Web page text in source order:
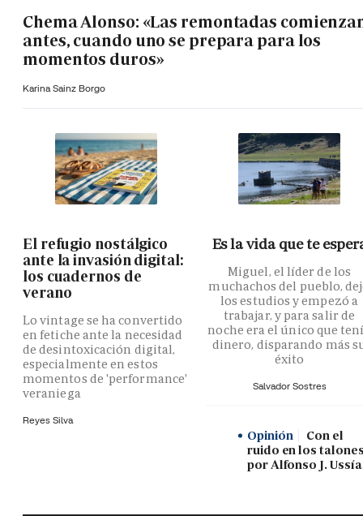
Chema Alonso: «Las remontadas
antes, cuando uno se prepara para los
momentos duros»
Karina Sainz Borgo
El refugio nostálgico
ante la invasión digital:
los cuadernos de
verano
Lo vintage se ha convertido
en fetiche ante la necesidad
de desintoxicación digital,
especialmente en estos
momentos de 'performance'
veraniega
Reyes Silva
Es la vida que te
Miguel, el líder de los
muchachos del pueblo,
los estudios y empezó a
trabajar, y para salir de
noche era el único que
dinero, disparando más
éxito
Salvador Sostres
Opinión
Con el
ruido en los
por Alfonso J. Ussía